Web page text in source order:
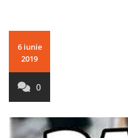
6 iunie
2019
0